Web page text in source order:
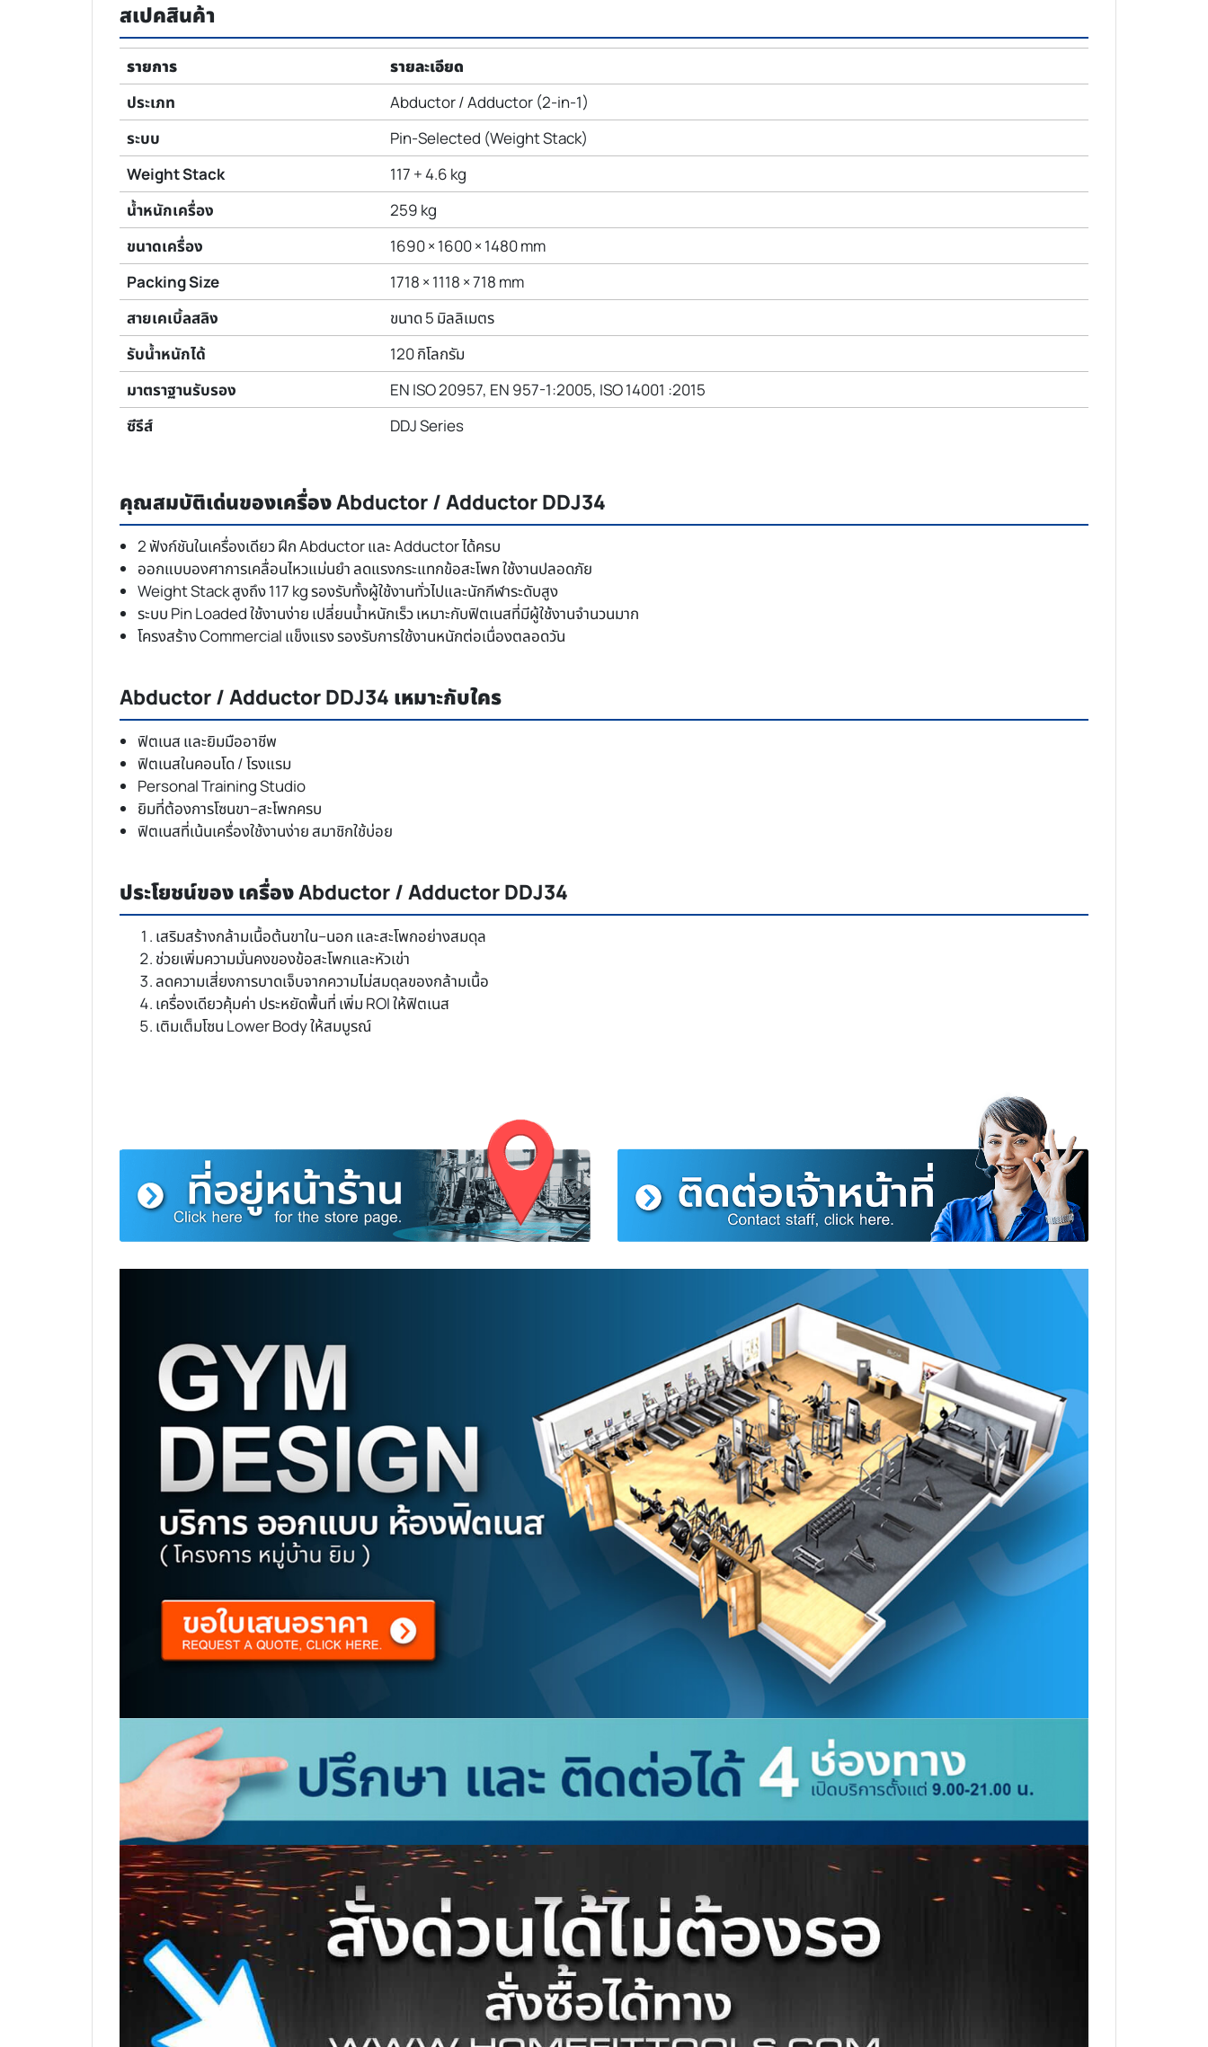
สเปคสินค้า
รายการ
รายละเอียด
ประเภท
Abductor / Adductor (2-in-1)
ระบบ
Pin-Selected (Weight Stack)
Weight Stack
117 + 4.6 kg
น้ำหนักเครื่อง
259 kg
ขนาดเครื่อง
1690 × 1600 × 1480 mm
Packing Size
1718 × 1118 × 718 mm
สายเคเบิ้ลสลิง
ขนาด 5 มิลลิเมตร
รับน้ำหนักได้
120 กิโลกรัม
มาตราฐานรับรอง
EN ISO 20957, EN 957-1:2005, ISO 14001 :2015
ซีรีส์
DDJ Series
คุณสมบัติเด่นของเครื่อง Abductor / Adductor DDJ34
2 ฟังก์ชันในเครื่องเดียว ฝึก Abductor และ Adductor ได้ครบ
ออกแบบองศาการเคลื่อนไหวแม่นยำ ลดแรงกระแทกข้อสะโพก ใช้งานปลอดภัย
Weight Stack สูงถึง 117 kg รองรับทั้งผู้ใช้งานทั่วไปและนักกีฬาระดับสูง
ระบบ Pin Loaded ใช้งานง่าย เปลี่ยนน้ำหนักเร็ว เหมาะกับฟิตเนสที่มีผู้ใช้งานจำนวนมาก
โครงสร้าง Commercial แข็งแรง รองรับการใช้งานหนักต่อเนื่องตลอดวัน
Abductor / Adductor DDJ34 เหมาะกับใคร
ฟิตเนส และยิมมืออาชีพ
ฟิตเนสในคอนโด / โรงแรม
Personal Training Studio
ยิมที่ต้องการโซนขา–สะโพกครบ
ฟิตเนสที่เน้นเครื่องใช้งานง่าย สมาชิกใช้บ่อย
ประโยชน์ของ เครื่อง Abductor / Adductor DDJ34
เสริมสร้างกล้ามเนื้อต้นขาใน–นอก และสะโพกอย่างสมดุล
ช่วยเพิ่มความมั่นคงของข้อสะโพกและหัวเข่า
ลดความเสี่ยงการบาดเจ็บจากความไม่สมดุลของกล้ามเนื้อ
เครื่องเดียวคุ้มค่า ประหยัดพื้นที่ เพิ่ม ROI ให้ฟิตเนส
เติมเต็มโซน Lower Body ให้สมบูรณ์